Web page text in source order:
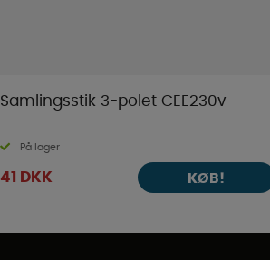
Samlingsstik 3-polet CEE230v
På lager
41 DKK KØB!